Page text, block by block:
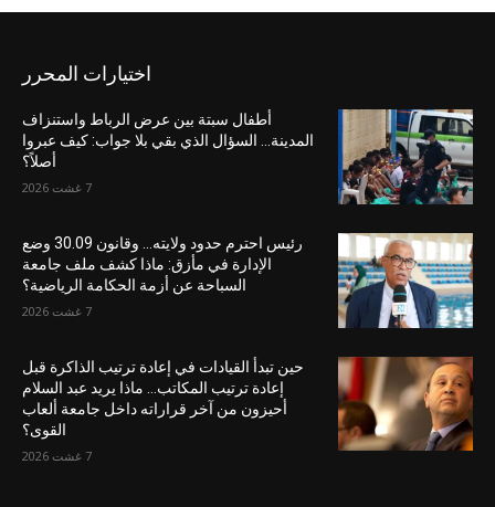
اختيارات المحرر
أطفال سبتة بين عرض الرباط واستنزاف
المدينة… السؤال الذي بقي بلا جواب: كيف عبروا
أصلاً؟
7 غشت 2026
رئيس احترم حدود ولايته… وقانون 30.09 وضع
الإدارة في مأزق: ماذا كشف ملف جامعة
السباحة عن أزمة الحكامة الرياضية؟
7 غشت 2026
حين تبدأ القيادات في إعادة ترتيب الذاكرة قبل
إعادة ترتيب المكاتب… ماذا يريد عبد السلام
أحيزون من آخر قراراته داخل جامعة ألعاب
القوى؟
7 غشت 2026